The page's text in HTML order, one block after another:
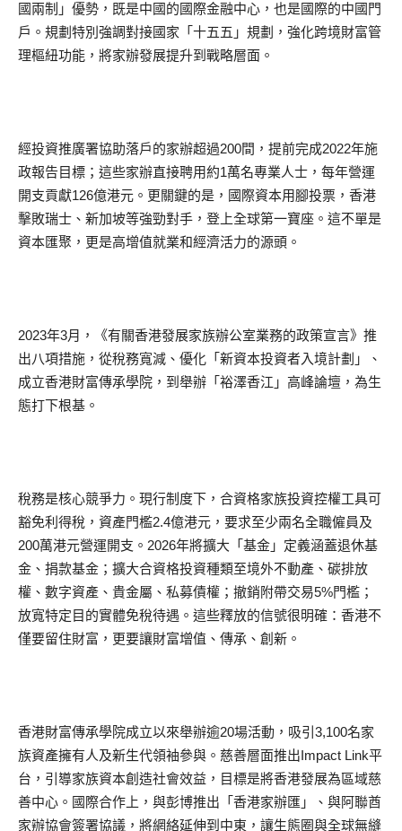
國兩制」優勢，既是中國的國際金融中心，也是國際的中國門
戶。規劃特別強調對接國家「十五五」規劃，強化跨境財富管
理樞紐功能，將家辦發展提升到戰略層面。
經投資推廣署協助落戶的家辦超過200間，提前完成2022年施
政報告目標；這些家辦直接聘用約1萬名專業人士，每年營運
開支貢獻126億港元。更關鍵的是，國際資本用腳投票，香港
擊敗瑞士、新加坡等強勁對手，登上全球第一寶座。這不單是
資本匯聚，更是高增值就業和經濟活力的源頭。
2023年3月，《有關香港發展家族辦公室業務的政策宣言》推
出八項措施，從稅務寬減、優化「新資本投資者入境計劃」、
成立香港財富傳承學院，到舉辦「裕澤香江」高峰論壇，為生
態打下根基。
稅務是核心競爭力。現行制度下，合資格家族投資控權工具可
豁免利得稅，資產門檻2.4億港元，要求至少兩名全職僱員及
200萬港元營運開支。2026年將擴大「基金」定義涵蓋退休基
金、捐款基金；擴大合資格投資種類至境外不動產、碳排放
權、數字資產、貴金屬、私募債權；撤銷附帶交易5%門檻；
放寬特定目的實體免稅待遇。這些釋放的信號很明確：香港不
僅要留住財富，更要讓財富增值、傳承、創新。
香港財富傳承學院成立以來舉辦逾20場活動，吸引3,100名家
族資產擁有人及新生代領袖參與。慈善層面推出Impact Link平
台，引導家族資本創造社會效益，目標是將香港發展為區域慈
善中心。國際合作上，與彭博推出「香港家辦匯」、與阿聯酋
家辦協會簽署協議，將網絡延伸到中東，讓生態圈與全球無縫